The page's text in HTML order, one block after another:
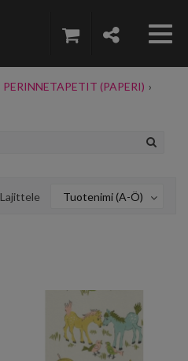
PERINNETAPETIT (PAPERI) ›
Lajittele Tuotenimi (A-Ö)